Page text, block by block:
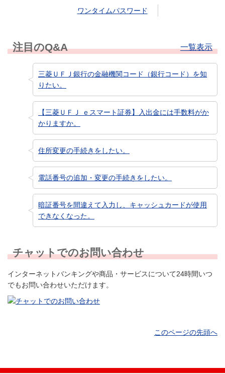
ワンタイムパスワード
注目のQ&A 一覧表示
三菱ＵＦＪ銀行の金融機関コード（銀行コード）を知
りたい。
【三菱ＵＦＪ ｅスマート証券】入出金には手数料がか
かりますか。
住所変更の手続きをしたい。
電話番号の追加・変更の手続きをしたい。
暗証番号を間違えて入力し、キャッシュカードが使用
できなくなった。
チャットでのお問い合わせ
インターネットバンキングや商品・サービスについて24時間いつ
でもお問い合わせいただけます。
このページの先頭へ